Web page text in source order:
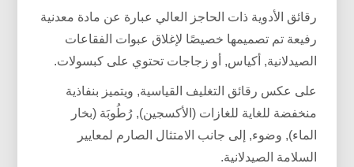
رقائق الأدوية ذات الحاجز العالي عبارة عن مادة معدنية
رفيعة تم تصميمها خصيصًا لإغلاق عبوات الفقاعات
الصيدلانية, أكياس, أو زجاجات تحتوي على كبسولات.
على عكس رقائق التغليف القياسية, ويتميز بنفاذية
منخفضة للغاية للغازات (الأكسجين), رُطُوبَة (بخار
الماء), وضوء, إلى جانب الامتثال الصارم لمعايير
السلامة الصيدلانية.